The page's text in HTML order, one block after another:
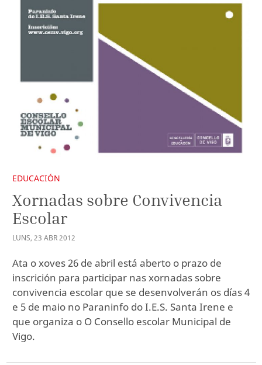
EDUCACIÓN
Xornadas sobre Convivencia
Escolar
LUNS, 23 ABR2012
Ata o xoves 26 de abril está aberto o prazo de
inscrición para participar nas xornadas sobre
convivencia escolar que se desenvolverán os días 4
e 5 de maio no Paraninfo do I.E.S. Santa Irene e
que organiza o O Consello escolar Municipal de
Vigo.